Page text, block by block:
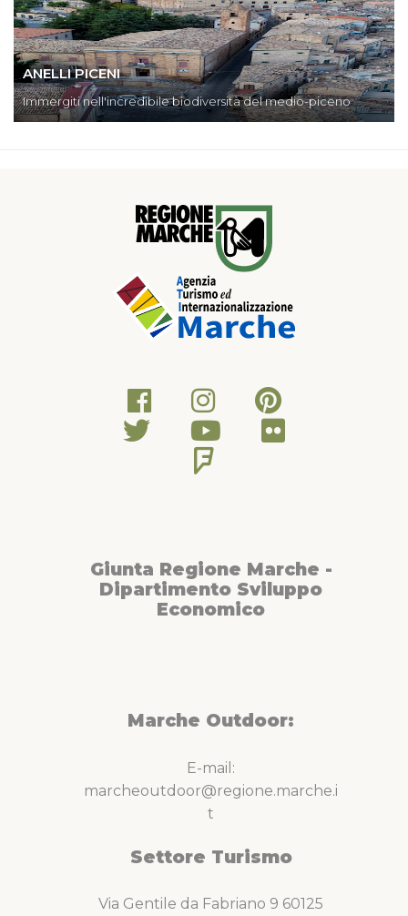
ANELLI PICENI
Immergiti nell'incredibile biodiversità del medio-piceno
Giunta Regione Marche -
Dipartimento Sviluppo
Economico
Marche Outdoor:
E-mail:
marcheoutdoor@regione.marche.i
t
Settore Turismo
Via Gentile da Fabriano 9 60125